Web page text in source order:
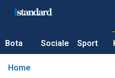
Bota Sociale Sport
Home